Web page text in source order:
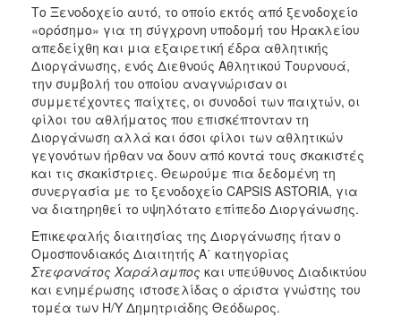
Το Ξενοδοχείο αυτό, το οποίο εκτός από ξενοδοχείο
«ορόσημο» για τη σύγχρονη υποδομή του Ηρακλείου
απεδείχθη και μια εξαιρετική έδρα αθλητικής
Διοργάνωσης, ενός Διεθνούς Αθλητικού Τουρνουά,
την συμβολή του οποίου αναγνώρισαν οι
συμμετέχοντες παίχτες, οι συνοδοί των παιχτών, οι
φίλοι του αθλήματος που επισκέπτονταν τη
Διοργάνωση αλλά και όσοι φίλοι των αθλητικών
γεγονότων ήρθαν να δουν από κοντά τους σκακιστές
και τις σκακίστριες. Θεωρούμε πια δεδομένη τη
συνεργασία με το ξενοδοχείο CAPSIS ASTORIA, για
να διατηρηθεί το υψηλότατο επίπεδο Διοργάνωσης.
Επικεφαλής διαιτησίας της Διοργάνωσης ήταν ο
Ομοσπονδιακός Διαιτητής Α΄ κατηγορίας
Στεφανάτος Χαράλαμπος και υπεύθυνος Διαδικτύου
και ενημέρωσης ιστοσελίδας ο άριστα γνώστης του
τομέα των Η/Υ Δημητριάδης Θεόδωρος.